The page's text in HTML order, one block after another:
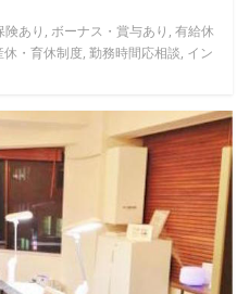
あり, ボーナス・賞与あり, 有給休
・育休制度, 勤務時間応相談, イン